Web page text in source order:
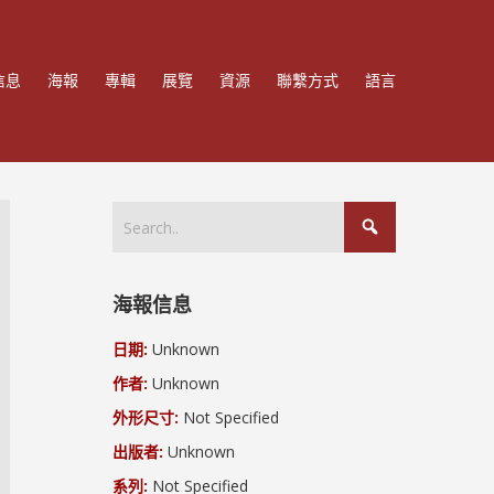
息 海報 專輯 展覽 資源 聯繫方式 語言
海報信息
日期: Unknown
作者: Unknown
外形尺寸: Not Specified
出版者: Unknown
系列: Not Specified